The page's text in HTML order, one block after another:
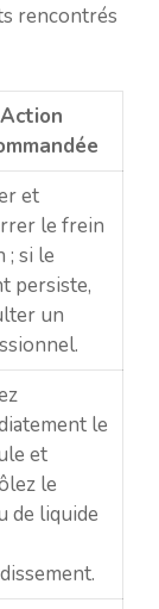
rencontrés
Action
et
le frein
; si le
persiste,
un
le
et
le
de liquide